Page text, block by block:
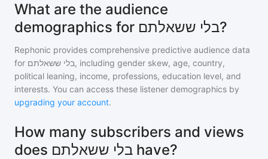
What are the audience
demographics for בלי ששאלתם?
Rephonic provides comprehensive predictive audience data
for בלי ששאלתם, including gender skew, age, country,
political leaning, income, professions, education level, and
interests. You can access these listener demographics by
upgrading your account.
How many subscribers and views
does בלי ששאלתם have?